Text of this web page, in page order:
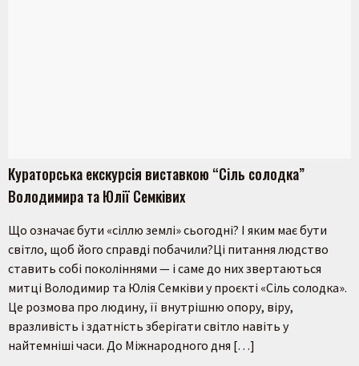
Кураторська екскурсія виставкою “Сіль солодка”
Володимира та Юлії Семківих
Що означає бути «сіллю землі» сьогодні? І яким має бути
світло, щоб його справді побачили?Ці питання людство
ставить собі поколіннями — і саме до них звертаються
митці Володимир та Юлія Семківи у проєкті «Сіль солодка».
Це розмова про людину, її внутрішню опору, віру,
вразливість і здатність зберігати світло навіть у
найтемніші часи. До Міжнародного дня […]